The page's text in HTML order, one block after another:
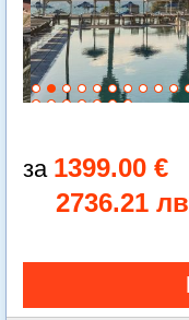
1399.00 €
2736.21 лв